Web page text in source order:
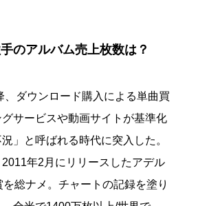
のアルバム売上枚数は？
、ダウンロード購入による単曲買
サービスや動画サイトが基準化
」と呼ばれる時代に突入した。
年2月にリリースしたアデル
総ナメ。チャートの記録を塗り